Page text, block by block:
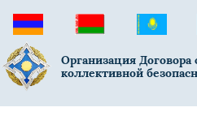
Организация Договора
коллективной